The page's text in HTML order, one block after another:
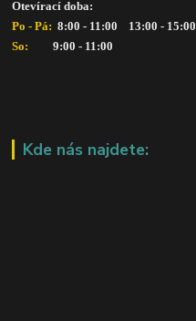
Otevírací doba:
Po - Pá: 8:00 - 11:00    13:00 - 15:00
So:
      9:00 - 11:00
Kde nás najdete: